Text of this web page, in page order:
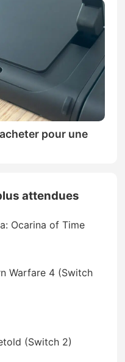
pour une
attendues
Ocarina of Time
Warfare 4 (Switch
(Switch 2)